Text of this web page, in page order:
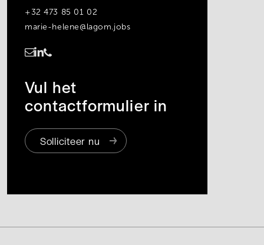
+32 473 85 01 02
marie-helene@lagom.jobs
Vul het
contactformulier in
Solliciteer nu